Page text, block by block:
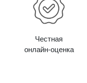
Честная
онлайн-оценка